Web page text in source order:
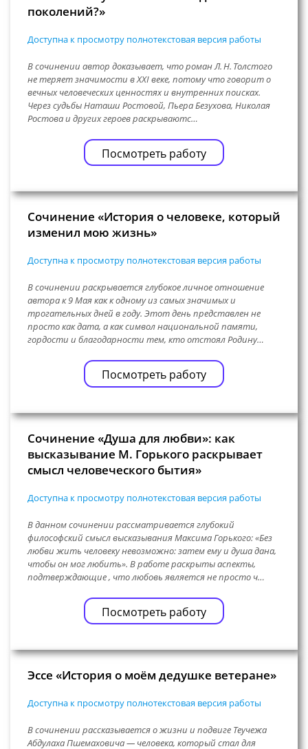
поколений?»
Доступна к просмотру полнотекстовая версия работы
В сочинении автор доказывает, что роман Л. Н. Толстого
не теряет значимости в XXI веке, потому что говорит о
вечных человеческих ценностях и внутренних поисках.
Через судьбы Наташи Ростовой, Пьера Безухова, Николая
Ростова и других героев раскрываютс…
Посмотреть работу
Сочинение «История о человеке, который
изменил мою жизнь»
Доступна к просмотру полнотекстовая версия работы
В сочинении раскрывается глубокое личное отношение
автора к 9 Мая как к одному из самых значимых и
трогательных дней в году. Этот день представлен не
просто как дата, а как символ национальной памяти,
гордости и благодарности тем, кто отстоял Родину…
Посмотреть работу
Сочинение «Душа для любви»: как
высказывание М. Горького раскрывает
смысл человеческого бытия»
Доступна к просмотру полнотекстовая версия работы
В данном сочинении рассматривается глубокий
философский смысл высказывания Максима Горького: «Без
любви жить человеку невозможно: затем ему и душа дана,
чтобы он мог любить». В работе раскрыты аспекты,
подтверждающие , что любовь является не просто ч…
Посмотреть работу
Эссе «История о моём дедушке ветеране»
Доступна к просмотру полнотекстовая версия работы
В сочинении рассказывается о жизни и подвиге Теучежа
Абдулаха Пшемаховича — человека, который стал для